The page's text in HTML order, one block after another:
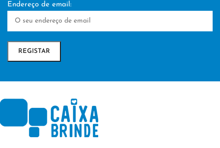
Endereço de email: